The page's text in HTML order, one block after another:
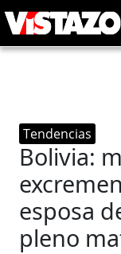
Tendencias
Bolivia:
esposa
pleno